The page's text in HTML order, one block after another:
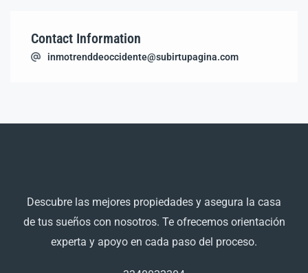
Contact Information
inmotrenddeoccidente@subirtupagina.com
Descubre las mejores propiedades y asegura la casa
de tus sueños con nosotros. Te ofrecemos orientación
experta y apoyo en cada paso del proceso.